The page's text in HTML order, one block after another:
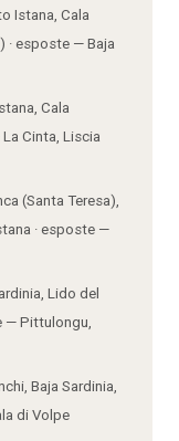
Istana, Cala
· esposte — Baja
Cala
Cinta, Liscia
(Santa Teresa),
· esposte —
Lido del
— Pittulongu,
Baja Sardinia,
di Volpe